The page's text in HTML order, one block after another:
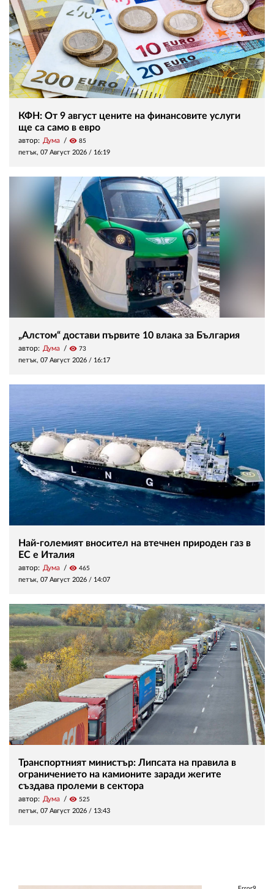
КФН: От 9 август цените на финансовите услуги
ще са само в евро
автор: Дума visibility 85
петък, 07 Август 2026 / 16:19
„Алстом“ достави първите 10 влака за България
автор: Дума visibility 73
петък, 07 Август 2026 / 16:17
Най-големият вносител на втечнен природен газ в
ЕС е Италия
автор: Дума visibility 465
петък, 07 Август 2026 / 14:07
Транспортният министър: Липсата на правила в
ограничението на камионите заради жегите
създава пролеми в сектора
автор: Дума visibility 525
петък, 07 Август 2026 / 13:43